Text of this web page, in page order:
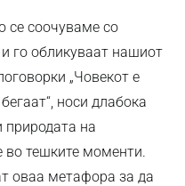
се соочуваме со
го обликуваат нашиот
„Човекот е
носи длабока
природата на
во тешките моменти.
оваа метафора за да